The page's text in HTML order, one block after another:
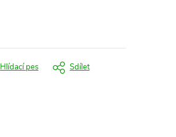
Hlídací pes Sdílet